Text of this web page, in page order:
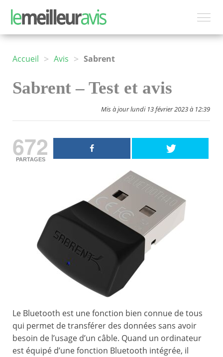
Accueil > Avis > Sabrent
Sabrent – Test et avis
Mis à jour lundi 13 février 2023 à 12:39
672
PARTAGES
Le Bluetooth est une fonction bien connue de tous
qui permet de transférer des données sans avoir
besoin de l’usage d’un câble. Quand un ordinateur
est équipé d’une fonction Bluetooth intégrée, il